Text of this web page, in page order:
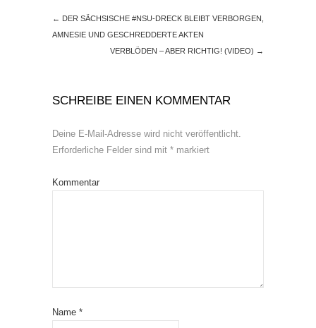
← DER SÄCHSISCHE #NSU-DRECK BLEIBT VERBORGEN,
AMNESIE UND GESCHREDDERTE AKTEN
VERBLÖDEN – ABER RICHTIG! (VIDEO) →
SCHREIBE EINEN KOMMENTAR
Deine E-Mail-Adresse wird nicht veröffentlicht.
Erforderliche Felder sind mit * markiert
Kommentar
Name *